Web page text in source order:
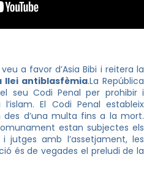
a favor d’Asia Bibi i reitera la
llei antiblasfèmia.La República
seu Codi Penal per prohibir i
El Codi Penal estableix
d’una multa fins a la mort.
estan subjectes els
jutges amb l’assetjament, les
és de vegades el preludi de la